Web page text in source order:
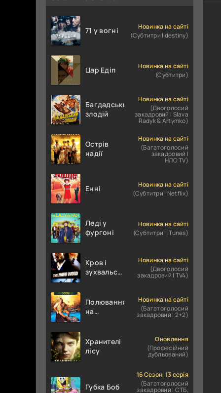
71 у вогні
Новинка на сайті
(Субтитри | destiny)
Цар Едіп
Новинка на сайті
(Субтитри)
Багдадський
злодій
Новинка на сайті
(Двоголосий
закадровий | Slava
Radyk & Artymko)
Острів
надії
Новинка на сайті
(Багатоголосий
закадровий |
НЛО.TV)
Енні
Новинка на сайті
(Субтитри | Netflix)
Леді у
фургоні
Новинка на сайті
(Субтитри | iTunes)
Кров і
зухвальство
Новинка на сайті
(Двоголосий
закадровий | TV4)
Полювання
на
Новинка на сайті
(Багатоголосий
закадровий | 2+2)
Хранителі
лісу
Оновлення
(Професійний
дубльований)
Губка Боб
16 Сезон, 13 серія
(Багатоголосий
закадровий | СТБ,